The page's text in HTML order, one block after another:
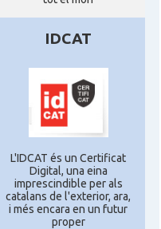
IDCAT
L'IDCAT és un Certificat
Digital, una eina
imprescindible per als
catalans de l'exterior, ara,
i més encara en un futur
proper